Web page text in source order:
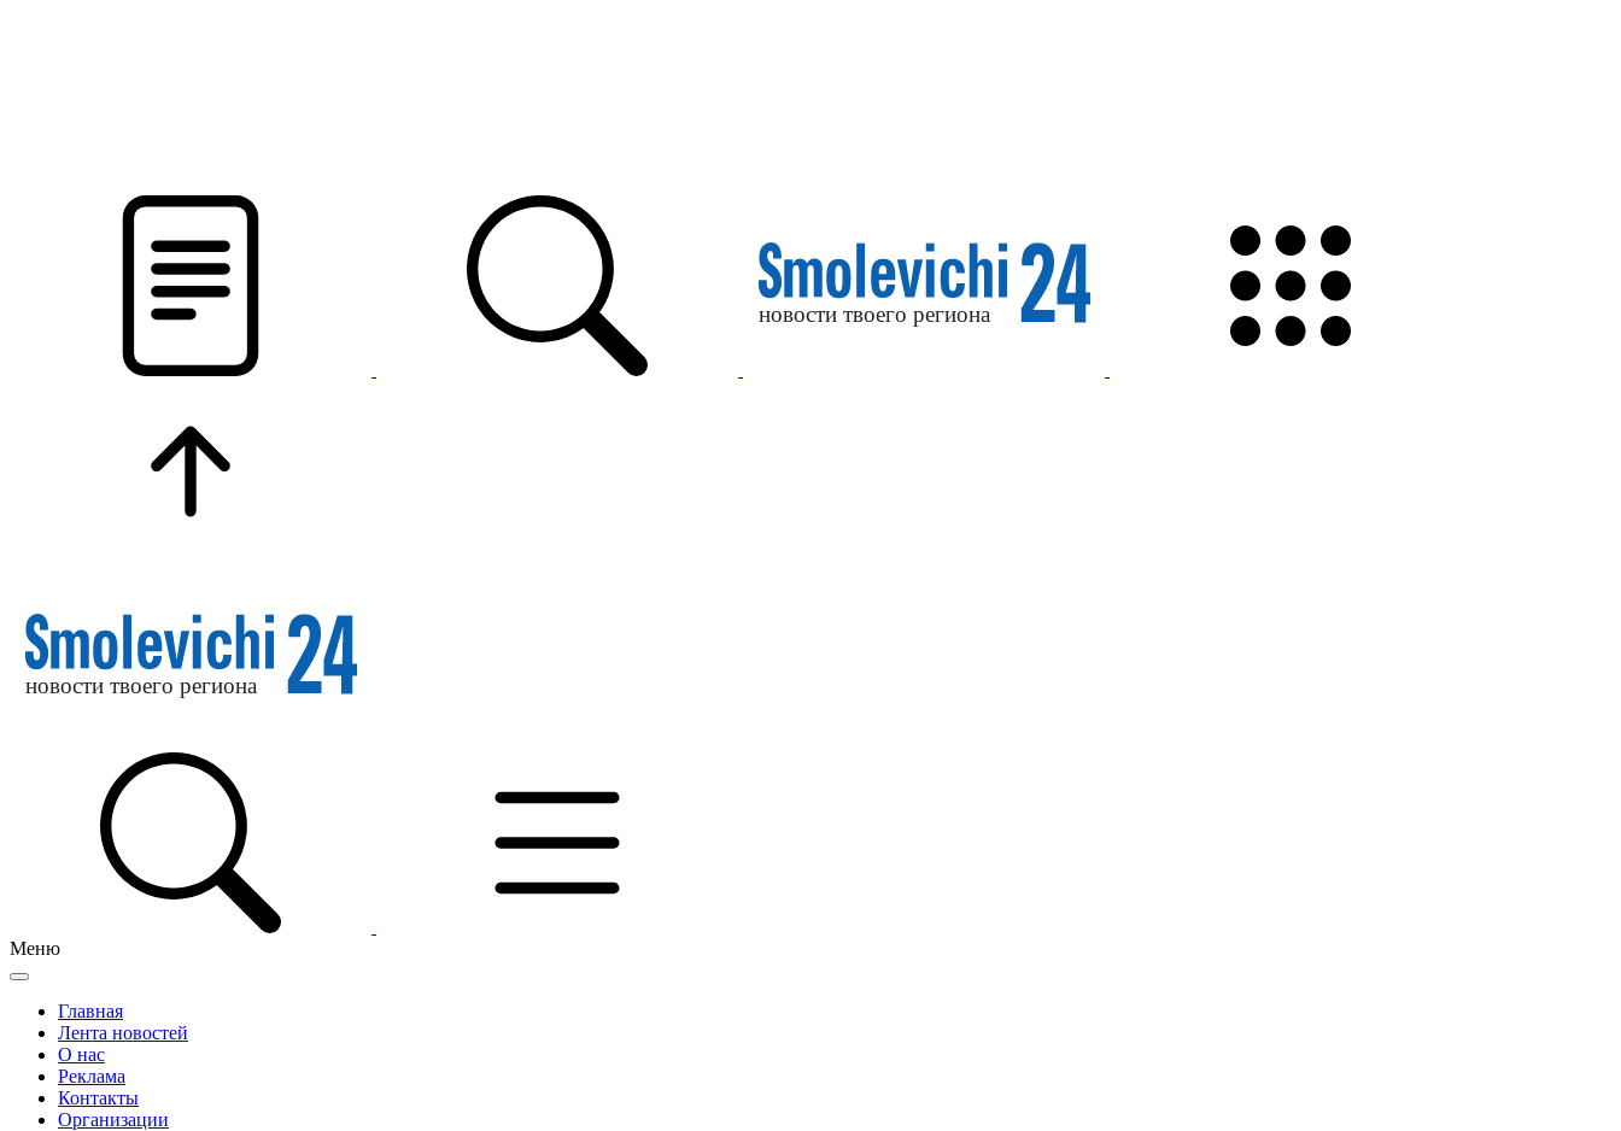
Меню
Главная
Лента новостей
О нас
Реклама
Контакты
Организации